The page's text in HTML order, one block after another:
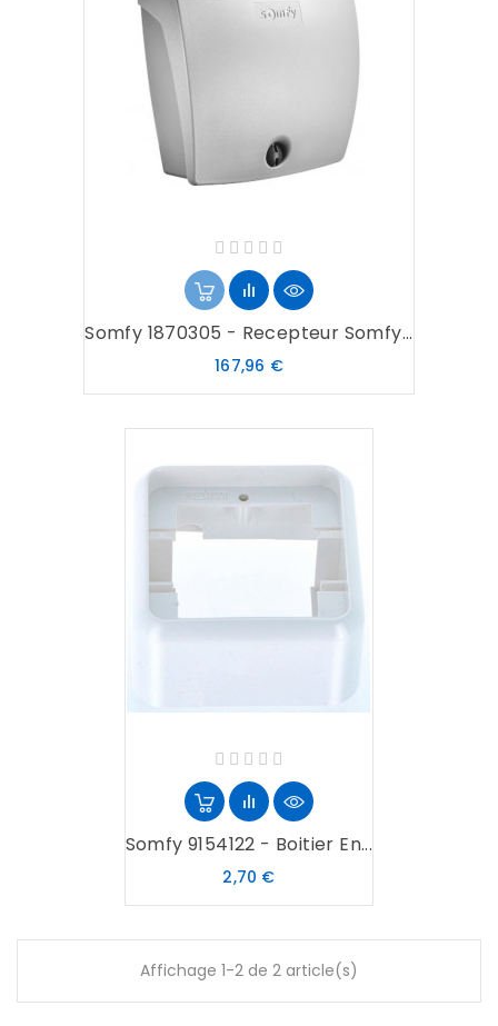
Somfy 1870305 - Recepteur Somfy...
167,96 €Prix
Somfy 9154122 - Boitier En...
2,70 €Prix
Affichage 1-2 de 2 article(s)